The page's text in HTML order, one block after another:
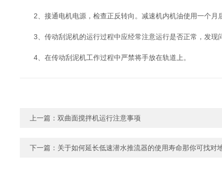
2、接通电机电源，检查正反转向。减速机内机油使用一个月
3、传动刮泥机的运行过程中应经常注意运行是否正常，发现
4、在传动刮泥机工作过程中严禁将手放在轨道上。
上一篇： 双曲面搅拌机运行注意事项
下一篇： 关于如何延长低速潜水推流器的使用寿命那你可找对